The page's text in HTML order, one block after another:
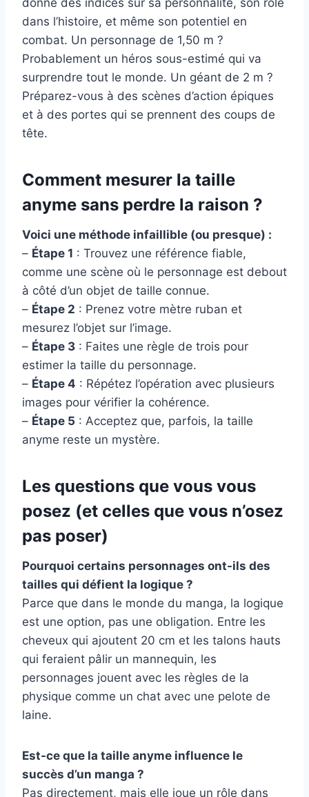
dans l’histoire, et même son potentiel en
combat. Un personnage de 1,50 m ?
Probablement un héros sous-estimé qui va
surprendre tout le monde. Un géant de 2 m ?
Préparez-vous à des scènes d’action épiques
et à des portes qui se prennent des coups de
tête.
Comment mesurer la taille
anyme sans perdre la raison ?
Voici une méthode infaillible (ou presque) :
– Étape 1 : Trouvez une référence fiable,
comme une scène où le personnage est debout
à côté d’un objet de taille connue.
– Étape 2 : Prenez votre mètre ruban et
mesurez l’objet sur l’image.
– Étape 3 : Faites une règle de trois pour
estimer la taille du personnage.
– Étape 4 : Répétez l’opération avec plusieurs
images pour vérifier la cohérence.
– Étape 5 : Acceptez que, parfois, la taille
anyme reste un mystère.
Les questions que vous vous
posez (et celles que vous n’osez
pas poser)
Pourquoi certains personnages ont-ils des
tailles qui défient la logique ?
Parce que dans le monde du manga, la logique
est une option, pas une obligation. Entre les
cheveux qui ajoutent 20 cm et les talons hauts
qui feraient pâlir un mannequin, les
personnages jouent avec les règles de la
physique comme un chat avec une pelote de
laine.
Est-ce que la taille anyme influence le
succès d’un manga ?
Pas directement, mais elle joue un rôle dans